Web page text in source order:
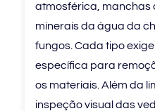
atmosférica, manchas
minerais da água da
fungos. Cada tipo
específica para
os materiais. Além da
inspeção visual das